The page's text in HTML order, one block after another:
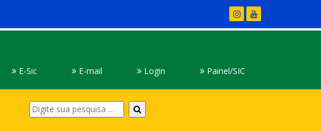
E-Sic E-mail Login Painel/SIC
Digite
sua